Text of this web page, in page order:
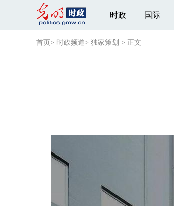
时政 国际
首页 > 时政频道> 独家策划 > 正文